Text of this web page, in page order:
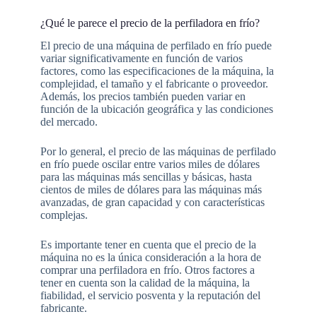
¿Qué le parece el precio de la perfiladora en frío?
El precio de una máquina de perfilado en frío puede
variar significativamente en función de varios
factores, como las especificaciones de la máquina, la
complejidad, el tamaño y el fabricante o proveedor.
Además, los precios también pueden variar en
función de la ubicación geográfica y las condiciones
del mercado.
Por lo general, el precio de las máquinas de perfilado
en frío puede oscilar entre varios miles de dólares
para las máquinas más sencillas y básicas, hasta
cientos de miles de dólares para las máquinas más
avanzadas, de gran capacidad y con características
complejas.
Es importante tener en cuenta que el precio de la
máquina no es la única consideración a la hora de
comprar una perfiladora en frío. Otros factores a
tener en cuenta son la calidad de la máquina, la
fiabilidad, el servicio posventa y la reputación del
fabricante.